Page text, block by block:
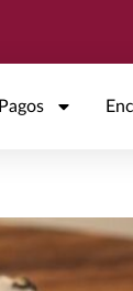
Pagos